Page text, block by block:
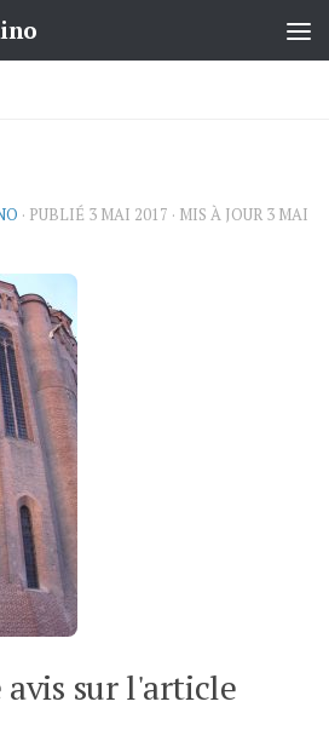
· PUBLIÉ 3 MAI 2017 · MIS À JOUR 3 MAI
sur l'article